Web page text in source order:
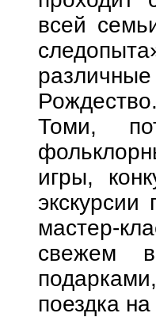
всей
Томи,
игры,
экскурсии
мастер-
свежем
поездка